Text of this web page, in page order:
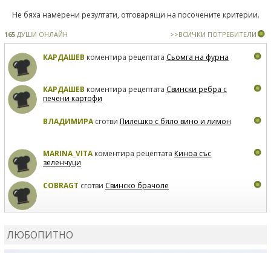
Не бяха намерени резултати, отговарящи на посочените критерии.
165 ДУШИ ОНЛАЙН >>ВСИЧКИ ПОТРЕБИТЕЛИ
КАРДАШЕВ коментира рецептата Сьомга на фурна
КАРДАШЕВ коментира рецептата Свински ребра с
печени картофи
ВЛАДИМИРАсготви Пилешко с бяло вино и лимон
MARINA_VITAкоментира рецептата Киноа със
зеленчуци
COBRAGT сготви Свинско брачоле
ЛЮБОПИТНО